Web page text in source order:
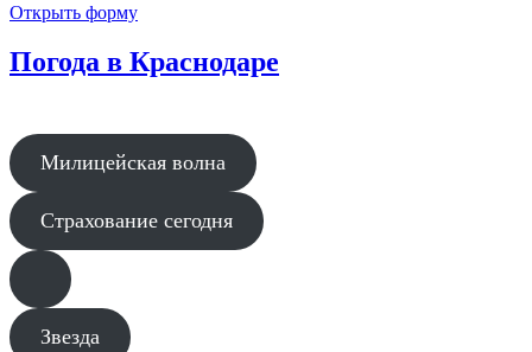
Открыть форму
Погода в Краснодаре
Милицейская волна
Страхование сегодня
Звезда